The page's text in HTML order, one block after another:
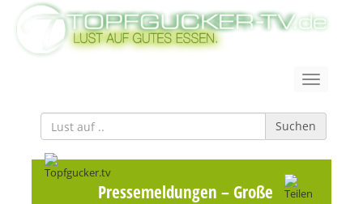
Suchen
Pressemeldungen – Große